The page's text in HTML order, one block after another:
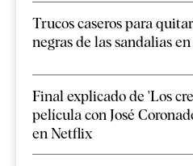
Trucos caseros para
negras de las sandalias
Final explicado de 'Los
película con José
en Netflix